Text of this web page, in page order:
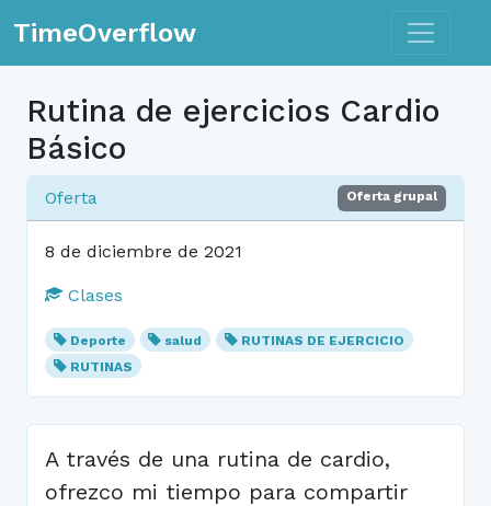
TimeOverflow Toggle
Rutina de ejercicios Cardio
Básico
Oferta Oferta grupal
8 de diciembre de 2021
Clases
Deporte salud
RUTINAS DE EJERCICIO
RUTINAS
A través de una rutina de cardio,
ofrezco mi tiempo para compartir